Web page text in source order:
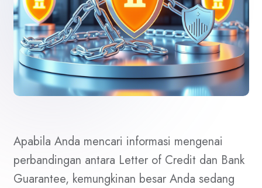
Apabila Anda mencari informasi mengenai
perbandingan antara Letter of Credit dan Bank
Guarantee, kemungkinan besar Anda sedang